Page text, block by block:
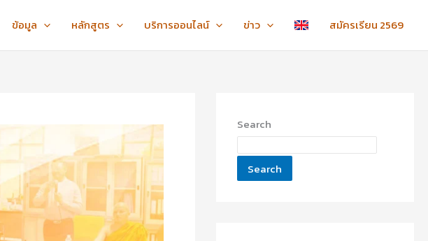
ข้อมูล หลักสูตร บริการออนไลน์ ข่าว สมัครเรียน 2569
Search
Search
ข
แ
ว
ม
ยิ
ข
แ
ว
ม
ยิ
ว้
ค
ก
ติ